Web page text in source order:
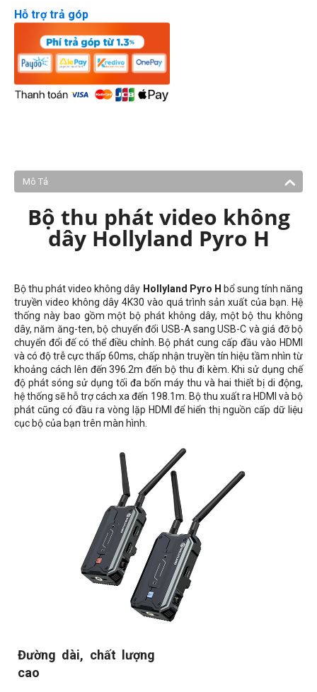
Hỗ trợ trả góp
Mô Tả
Bộ thu phát video không
dây Hollyland Pyro H
Bộ thu phát video không dây Hollyland Pyro H bổ sung tính năng
truyền video không dây 4K30 vào quá trình sản xuất của bạn. Hệ
thống này bao gồm một bộ phát không dây, một bộ thu không
dây, năm ăng-ten, bộ chuyển đổi USB-A sang USB-C và giá đỡ bộ
chuyển đổi đế có thể điều chỉnh. Bộ phát cung cấp đầu vào HDMI
và có độ trễ cực thấp 60ms, chấp nhận truyền tín hiệu tầm nhìn từ
khoảng cách lên đến396.2m đến bộ thu đi kèm. Khi sử dụng chế
độ phát sóng sử dụng tối đa bốn máy thu và hai thiết bị di động,
hệ thống sẽ hỗ trợ cách xa đến 198.1m. Bộ thu xuất ra HDMI và bộ
phát cũng có đầu ra vòng lặp HDMI để hiển thị nguồn cấp dữ liệu
cục bộ của bạn trên màn hình.
Đường dài, chất lượng
cao